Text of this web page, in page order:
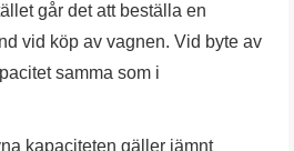
går det att beställa en
vid köp av vagnen. Vid byte av
samma som i
kapaciteten gäller jämnt